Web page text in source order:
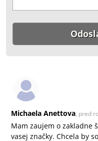
Michaela Anettova, pred
Mam zaujem o zakladne
vasej značky. Chcela by